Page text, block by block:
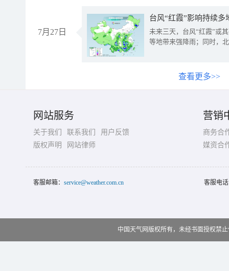
7月27日
台风“红霞”影响持续
未来三天，台风“红霞”或
等地带来强降雨；同时，
查看更多>>
网站服务
关于我们 联系我们
用户反馈
版权声明
网站律师
营销
商务合
媒资合
客服邮箱： service@weather.com.cn 客服电
中国天气网版权所有，未经书面授权